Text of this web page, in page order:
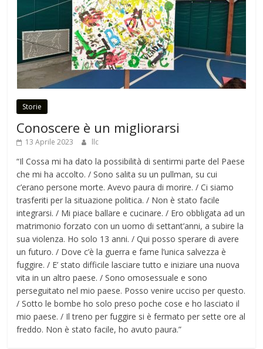
Storie
Conoscere è un migliorarsi
13 Aprile 2023 llc
“Il Cossa mi ha dato la possibilità di sentirmi parte del Paese
che mi ha accolto. / Sono salita su un pullman, su cui
c’erano persone morte. Avevo paura di morire. / Ci siamo
trasferiti per la situazione politica. / Non è stato facile
integrarsi. / Mi piace ballare e cucinare. / Ero obbligata ad un
matrimonio forzato con un uomo di settant’anni, a subire la
sua violenza. Ho solo 13 anni. / Qui posso sperare di avere
un futuro. / Dove c’è la guerra e fame l’unica salvezza è
fuggire. / E’ stato difficile lasciare tutto e iniziare una nuova
vita in un altro paese. / Sono omosessuale e sono
perseguitato nel mio paese. Posso venire ucciso per questo.
/ Sotto le bombe ho solo preso poche cose e ho lasciato il
mio paese. / Il treno per fuggire si è fermato per sette ore al
freddo. Non è stato facile, ho avuto paura.”